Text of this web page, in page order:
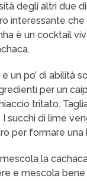
degli altri due
interessante
è un cocktail
un po’ di abilità
per un
tritato.
succhi di lime
per formare una
la
e mescola